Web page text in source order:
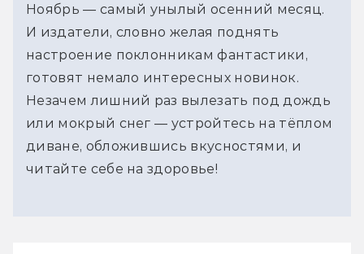
Ноябрь — самый унылый осенний месяц.
И издатели, словно желая поднять
настроение поклонникам фантастики,
готовят немало интересных новинок.
Незачем лишний раз вылезать под дождь
или мокрый снег — устройтесь на тёплом
диване, обложившись вкусностями, и
читайте себе на здоровье!